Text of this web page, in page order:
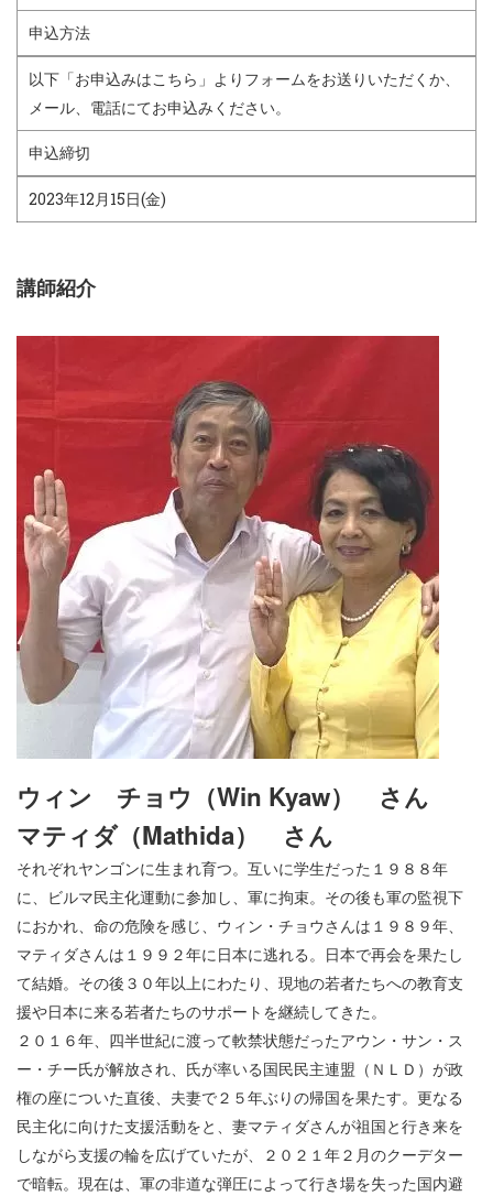
申込方法
以下「お申込みはこちら」よりフォームをお送りいただくか、
メール、電話にてお申込みください。
申込締切
2023年12月15日(金)
講師紹介
ウィン チョウ（Win Kyaw） さん
マティダ（Mathida） さん
それぞれヤンゴンに生まれ育つ。互いに学生だった１９８８年
に、ビルマ民主化運動に参加し、軍に拘束。その後も軍の監視下
におかれ、命の危険を感じ、ウィン・チョウさんは１９８９年、
マティダさんは１９９２年に日本に逃れる。日本で再会を果たし
て結婚。その後３０年以上にわたり、現地の若者たちへの教育支
援や日本に来る若者たちのサポートを継続してきた。
２０１６年、四半世紀に渡って軟禁状態だったアウン・サン・ス
ー・チー氏が解放され、氏が率いる国民民主連盟（ＮＬＤ）が政
権の座についた直後、夫妻で２５年ぶりの帰国を果たす。更なる
民主化に向けた支援活動をと、妻マティダさんが祖国と行き来を
しながら支援の輪を広げていたが、２０２１年２月のクーデター
で暗転。現在は、軍の非道な弾圧によって行き場を失った国内避